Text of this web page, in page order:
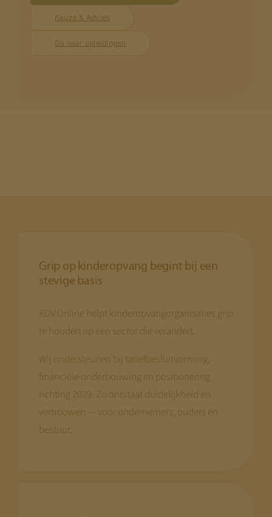
Keuze & Advies
Ga naar opleidingen
Grip op kinderopvang begint bij een
stevige basis
KDV Online helpt kinderopvangorganisaties grip
te houden op een sector die verandert.
Wij ondersteunen bij tariefbesluitvorming,
financiële onderbouwing en positionering
richting 2029. Zo ontstaat duidelijkheid en
vertrouwen — voor ondernemers, ouders en
bestuur.